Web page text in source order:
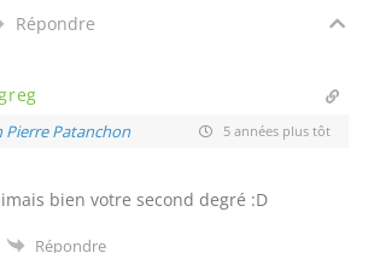
Répondre
Pierre Patanchon 5 années plus tôt
bien votre second degré :D
Répondre